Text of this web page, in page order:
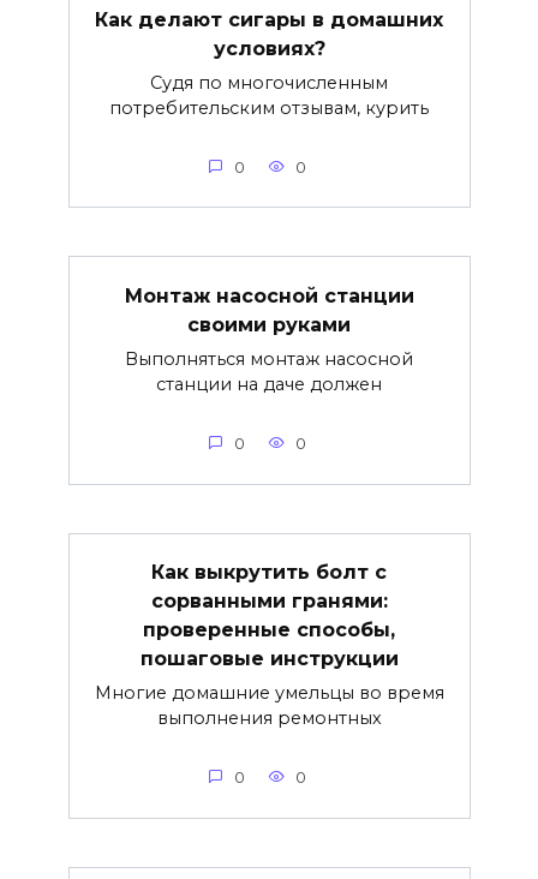
Как делают сигары в домашних
условиях?
Судя по многочисленным
потребительским отзывам, курить
0 0
Монтаж насосной станции
своими руками
Выполняться монтаж насосной
станции на даче должен
0 0
Как выкрутить болт с
сорванными гранями:
проверенные способы,
пошаговые инструкции
Многие домашние умельцы во время
выполнения ремонтных
0 0